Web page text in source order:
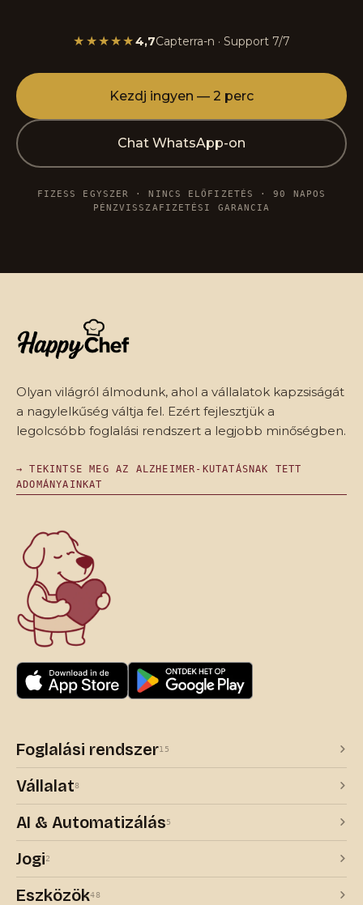
★★★★★4,7Capterra-n · Support 7/7
Kezdj ingyen — 2 perc
Chat WhatsApp-on
FIZESS EGYSZER · NINCS ELŐFIZETÉS · 90 NAPOS
PÉNZVISSZAFIZETÉSI GARANCIA
Olyan világról álmodunk, ahol a vállalatok kapzsiságát
a nagylelkűség váltja fel. Ezért fejlesztjük a
legolcsóbb foglalási rendszert a legjobb minőségben.
→ TEKINTSE MEG AZ ALZHEIMER-KUTATÁSNAK TETT
ADOMÁNYAINKAT
Foglalási rendszer15
Vállalat8
AI & Automatizálás5
Jogi2
Eszközök48